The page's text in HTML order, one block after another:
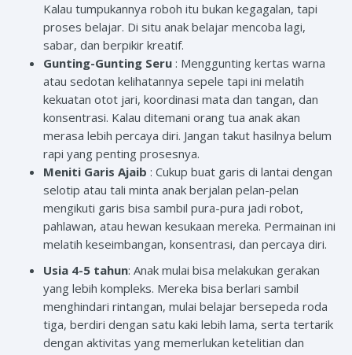
Kalau tumpukannya roboh itu bukan kegagalan, tapi
proses belajar. Di situ anak belajar mencoba lagi,
sabar, dan berpikir kreatif.
Gunting-Gunting Seru : Menggunting kertas warna
atau sedotan kelihatannya sepele tapi ini melatih
kekuatan otot jari, koordinasi mata dan tangan, dan
konsentrasi. Kalau ditemani orang tua anak akan
merasa lebih percaya diri. Jangan takut hasilnya belum
rapi yang penting prosesnya.
Meniti Garis Ajaib : Cukup buat garis di lantai dengan
selotip atau tali minta anak berjalan pelan-pelan
mengikuti garis bisa sambil pura-pura jadi robot,
pahlawan, atau hewan kesukaan mereka. Permainan ini
melatih keseimbangan, konsentrasi, dan percaya diri.
Usia 4-5 tahun: Anak mulai bisa melakukan gerakan
yang lebih kompleks. Mereka bisa berlari sambil
menghindari rintangan, mulai belajar bersepeda roda
tiga, berdiri dengan satu kaki lebih lama, serta tertarik
dengan aktivitas yang memerlukan ketelitian dan